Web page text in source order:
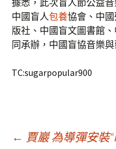
中國盲人包養協會、中
版社、中國盲文圖書館
同承辦，中國盲協音樂
TC:sugarpopular900
← 賈巖 為導彈安裝